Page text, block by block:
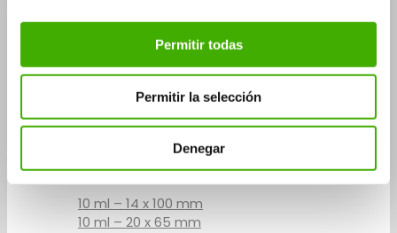
Permitir todas
Permitir la selección
Denegar
5 ml
5 ml – 14×60 mm
5 ml – 20×41 mm
10 ml
10 ml – 14 x 100 mm
10 ml – 20 x 65 mm